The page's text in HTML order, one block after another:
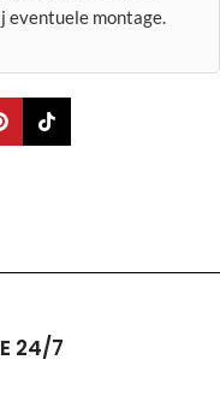
eventuele montage.
24/7